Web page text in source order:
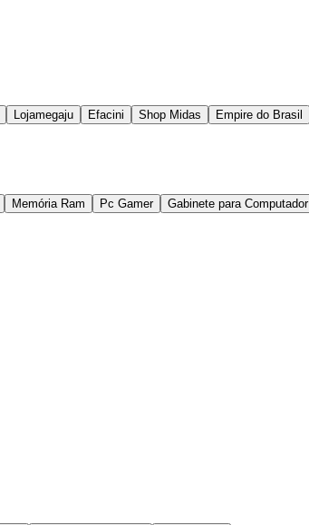
Lojamegaju Efacini Shop Midas Empire do Brasil
Memória Ram Pc Gamer Gabinete para Computador